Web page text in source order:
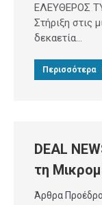
ΕΛΕΥΘΕΡΟΣ
Στήριξη στις
δεκαετία…
Περισσότερα
DEAL
τη
Άρθρα